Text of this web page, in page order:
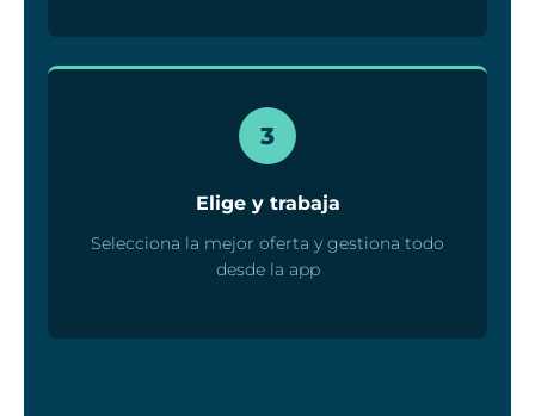
3
Elige y trabaja
Selecciona la mejor oferta y gestiona todo
desde la app